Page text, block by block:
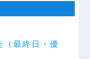
（最終日・優